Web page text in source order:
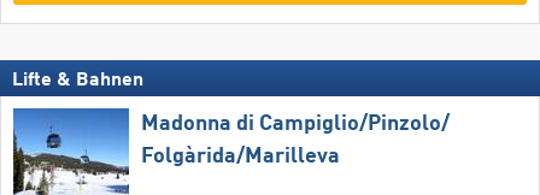
Lifte & Bahnen
Madonna di Campiglio/​Pinzolo/​
Folgàrida/​Marilleva